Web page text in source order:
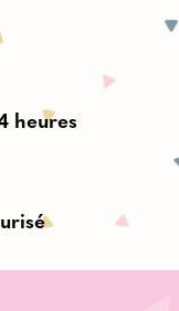
heures